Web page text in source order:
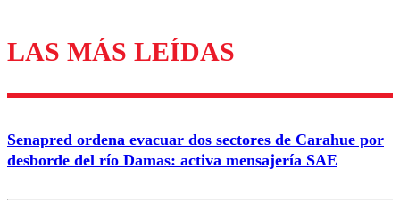
Los comentarios son moderados para garantizar un
diálogo respetuoso.
Correo
LAS MÁS LEÍDAS
Senapred ordena evacuar dos sectores de Carahue por
desborde del río Damas: activa mensajería SAE